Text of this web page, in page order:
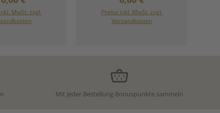
MwSt. zzgl.
für Schwarzer Tee
Ostfriesen Broken-Auslese
Preise inkl. MwSt. zzgl.
Versandkosten
Mit jeder Bestellung Bonuspunkte sammeln